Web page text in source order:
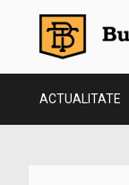
ACTUALITATE